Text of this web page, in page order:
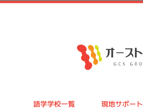
語学学校一覧 現地サポート